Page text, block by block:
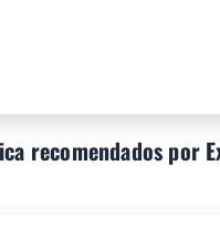
recomendados por